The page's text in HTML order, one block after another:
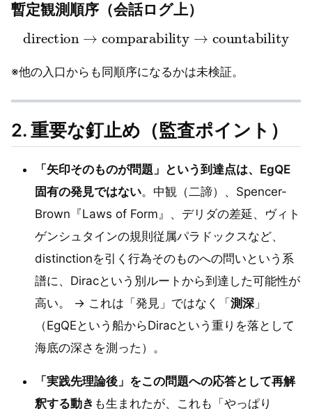
暫定観測順序（会話ログ上）
direction → comparability → countability
※他の入口からも同順序になるかは未検証。
2. 重要な釘止め（監査ポイント）
「矢印そのものが問題」という到達点は、EgQE
固有の発見ではない。中観（二諦）、Spencer-
Brown『Laws of Form』、デリダの差延、ヴィト
ゲンシュタインの規則従属パラドックスなど、
distinctionを引く行為そのものへの問いという系
譜に、Diracという別ルートから到達した可能性が
高い。 → これは「発見」ではなく「 測深 」
（EgQEという船からDiracという重りを落として
海底の深さを測った）。
「実践先理論後」をこの問題への応答として再解
釈する動き も生まれたが、これも「やっぱり